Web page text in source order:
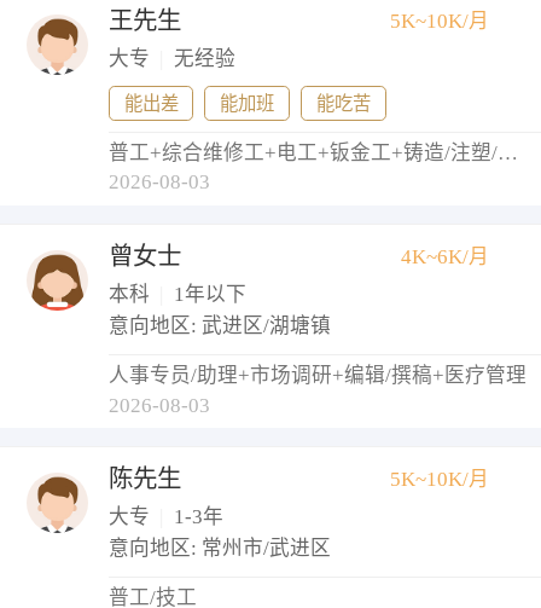
王先生
5K~10K/月
大专
无经验
能出差 能加班 能吃苦
普工+综合维修工+电工+钣金工+铸造/注塑/模具工
2026-08-03
曾女士
4K~6K/月
本科
1年以下
意向地区: 武进区/湖塘镇
人事专员/助理+市场调研+编辑/撰稿+医疗管理
2026-08-03
陈先生
5K~10K/月
大专
1-3年
意向地区: 常州市/武进区
普工/技工